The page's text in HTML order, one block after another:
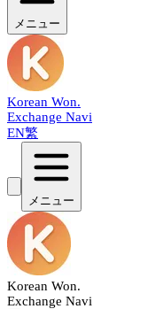
メニュー
Korean Won.
Exchange Navi
EN繁
メニュー
Korean Won.
Exchange Navi